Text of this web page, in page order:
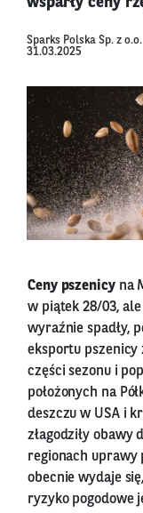
Sparks Polska Sp. z o.o.
31.03.2025
Ceny pszenicyna
w piątek 28/03,
wyraźnie spadły,
eksportu pszenicy
części sezonu i
położonych na
deszczu w USA i
złagodziły obawy
regionach uprawy
obecnie wydaje
ryzyko pogodowe